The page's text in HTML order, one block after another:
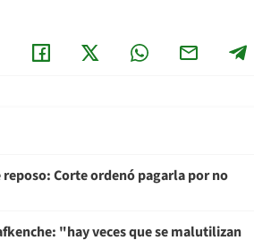
reposo: Corte ordenó pagarla por no
"hay veces que se malutilizan